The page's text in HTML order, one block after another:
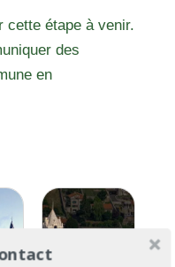
cette étape à venir.
des
en